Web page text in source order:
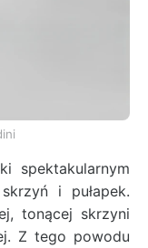
spektakularnym
i pułapek.
tonącej skrzyni
Z tego powodu